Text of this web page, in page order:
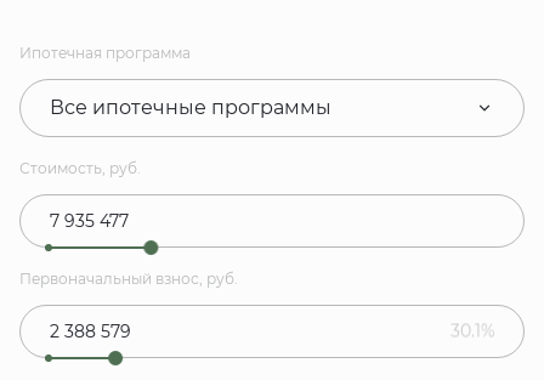
Ипотечная программа
Все ипотечные программы
Стоимость, руб.
Первоначальный взнос, руб.
30.1%